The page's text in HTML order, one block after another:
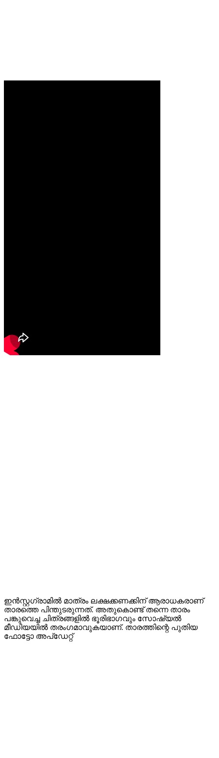
ഇൻസ്റ്റഗ്രാമിൽ മാത്രം ലക്ഷക്കണക്കിന് ആരാധകരാണ്
താരത്തെ പിന്തുടരുന്നത്. അതുകൊണ്ട് തന്നെ താരം
പങ്കുവെച്ച ചിത്രങ്ങളിൽ ഭൂരിഭാഗവും സോഷ്യൽ
മീഡിയയിൽ തരംഗമാവുകയാണ്. താരത്തിന്റെ പുതിയ
ഫോട്ടോ അപ്‌ഡേറ്റ്